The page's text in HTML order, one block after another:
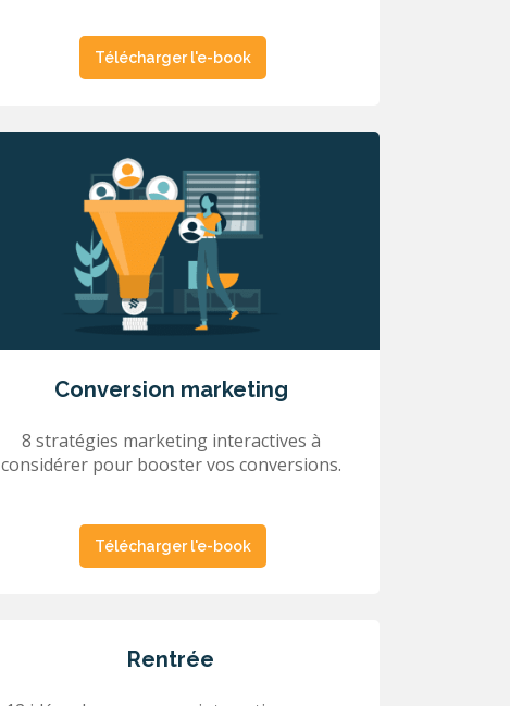
Télécharger l'e-book
Conversion marketing
8 stratégies marketing interactives à
considérer pour booster vos conversions.
Télécharger l'e-book
Rentrée